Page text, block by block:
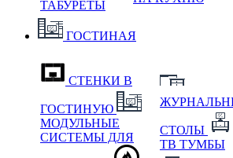
ТАБУРЕТЫ
ГОСТИНАЯ
СТЕНКИ В
ГОСТИНУЮ
МОДУЛЬНЫЕ
СИСТЕМЫ ДЛЯ
СТОЛЫ
ТВ ТУМБЫ